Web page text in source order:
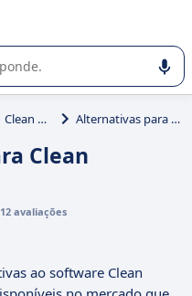
seleção de software
Clean Mailbox Alternativas para Clean Mailbox
Clean
12 avaliações
ao software Clean